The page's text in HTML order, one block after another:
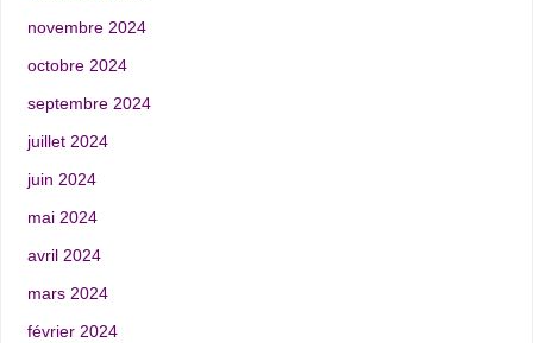
novembre 2024
octobre 2024
septembre 2024
juillet 2024
juin 2024
mai 2024
avril 2024
mars 2024
février 2024